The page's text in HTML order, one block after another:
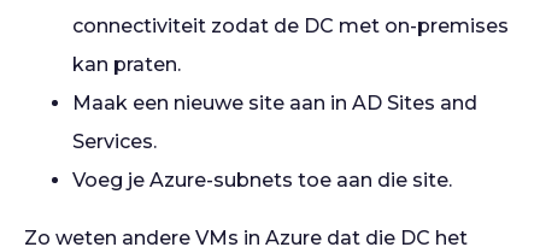
connectiviteit zodat de DC met on-premises
kan praten.
Maak een nieuwe site aan in AD Sites and
Services.
Voeg je Azure-subnets toe aan die site.
Zo weten andere VMs in Azure dat die DC het